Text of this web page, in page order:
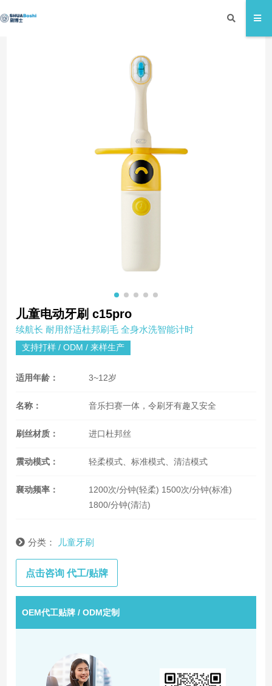
儿童电动牙刷 c15pro
续航长 耐用舒适杜邦刷毛 全身水洗智能计时
支持打样 / ODM / 来样生产
适用年龄： 3~12岁
名称： 音乐扫赛一体，令刷牙有趣又安全
刷丝材质： 进口杜邦丝
震动模式： 轻柔模式、标准模式、清洁模式
襄动频率：
1200次/分钟(轻柔) 1500次/分钟(标准)
1800/分钟(清洁)
分类： 儿童牙刷
点击咨询 代工/贴牌
OEM代工贴牌 / ODM定制